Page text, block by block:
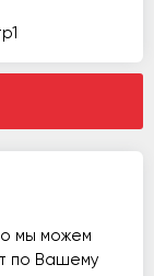
мы можем
по Вашему